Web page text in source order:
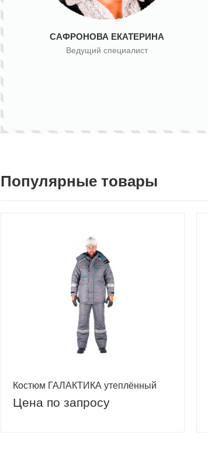
САФРОНОВА ЕКАТЕРИНА
Ведущий специалист
Популярные товары
Костюм ГАЛАКТИКА утеплённый
Цена по запросу